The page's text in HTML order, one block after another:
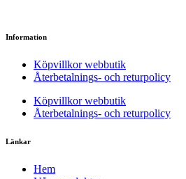
Information
Köpvillkor webbutik
Återbetalnings- och returpolicy
Köpvillkor webbutik
Återbetalnings- och returpolicy
Länkar
Hem